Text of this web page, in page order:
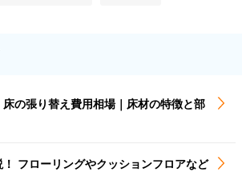
床の張り替え費用相場｜床材の特徴と部
フローリングやクッションフロアなど